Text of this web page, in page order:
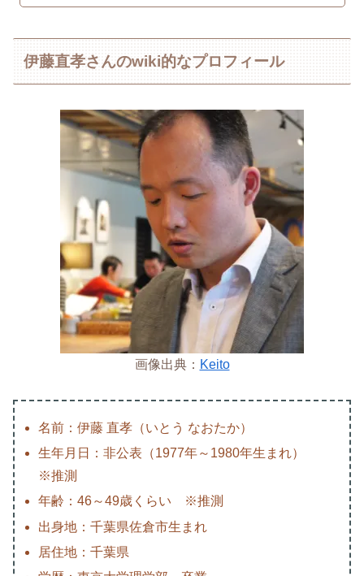
伊藤直孝さんのwiki的なプロフィール
画像出典： Keito
名前：伊藤 直孝（いとう なおたか）
生年月日：非公表（1977年～1980年生まれ）
※推測
年齢：46～49歳くらい ※推測
出身地：千葉県佐倉市生まれ
居住地：千葉県